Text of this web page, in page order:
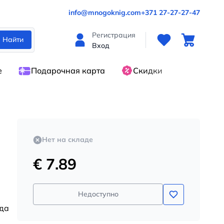
info@mnogoknig.com+371 27-27-27-47
Найти
Регистрация
Вход
Подарочная карта Скидки
Нет на складе
€ 7.89
Недоступно